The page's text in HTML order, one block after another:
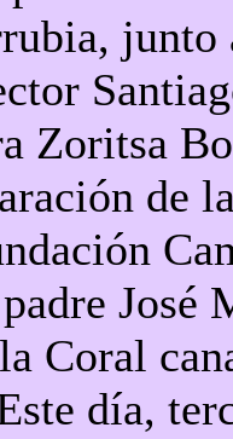
Zoritsa
de
José
Coral
día,